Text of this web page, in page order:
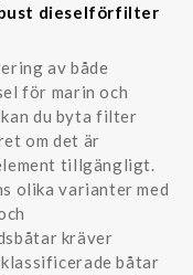
dieselförfilter
av både
för marin och
du byta filter
om det är
tillgängligt.
olika varianter med
kräver
båtar